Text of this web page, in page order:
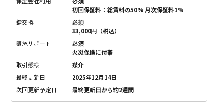
初回保証料：総賃料の50% 月次保証料1%
鍵交換
必須
33,000円（税込）
緊急サポート
必須
火災保険に付帯
取引態様
媒介
最終更新日
2025年12月14日
次回更新予定日
最終更新日から約2週間